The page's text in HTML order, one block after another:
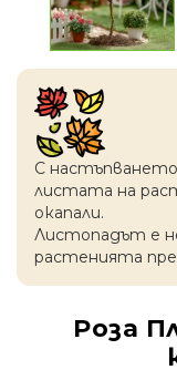
С
листата на
окапaли.
Листопадът е
растенията
Роза